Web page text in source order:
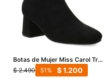
Botas de Mujer Miss Carol True
- Negro
$ 2.490 $1.200
51